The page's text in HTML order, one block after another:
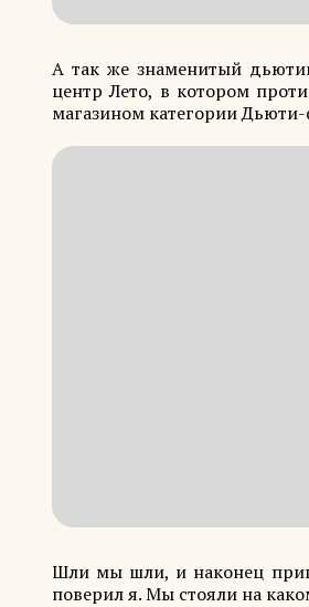
А так же знаменитый
центр Лето, в котором
магазином категории
Шли мы шли, и наконец
поверил я. Мы стояли на